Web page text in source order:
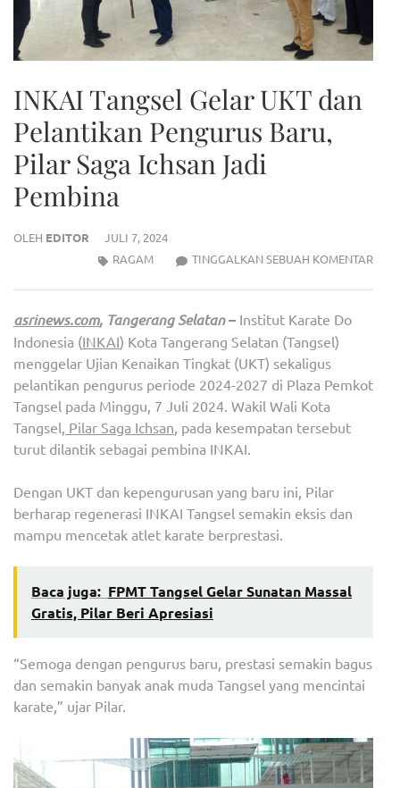
INKAI Tangsel Gelar UKT dan
Pelantikan Pengurus Baru,
Pilar Saga Ichsan Jadi
Pembina
OLEH EDITOR
JULI 7, 2024
TINGGALKAN SEBUAH KOMENTAR
RAGAM
asrinews.com, Tangerang Selatan– Institut Karate Do
Indonesia (INKAI) Kota Tangerang Selatan (Tangsel)
menggelar Ujian Kenaikan Tingkat (UKT) sekaligus
pelantikan pengurus periode 2024-2027 di Plaza Pemkot
Tangsel pada Minggu, 7 Juli 2024. Wakil Wali Kota
Tangsel, Pilar Saga Ichsan , pada kesempatan tersebut
turut dilantik sebagai pembina INKAI.
Dengan UKT dan kepengurusan yang baru ini, Pilar
berharap regenerasi INKAI Tangsel semakin eksis dan
mampu mencetak atlet karate berprestasi.
Baca juga: FPMT Tangsel Gelar Sunatan Massal
Gratis, Pilar Beri Apresiasi
“Semoga dengan pengurus baru, prestasi semakin bagus
dan semakin banyak anak muda Tangsel yang mencintai
karate,” ujar Pilar.